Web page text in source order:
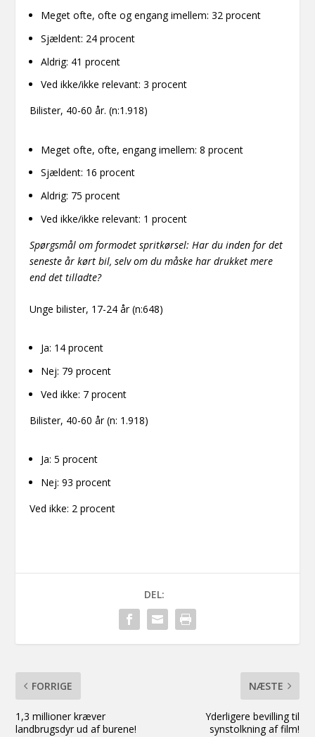
Meget ofte, ofte og engang imellem: 32 procent
Sjældent: 24 procent
Aldrig: 41 procent
Ved ikke/ikke relevant: 3 procent
Bilister, 40-60 år. (n:1.918)
Meget ofte, ofte, engang imellem: 8 procent
Sjældent: 16 procent
Aldrig: 75 procent
Ved ikke/ikke relevant: 1 procent
Spørgsmål om formodet spritkørsel: Har du inden for det
seneste år kørt bil, selv om du måske har drukket mere
end det tilladte?
Unge bilister, 17-24 år (n:648)
Ja: 14 procent
Nej: 79 procent
Ved ikke: 7 procent
Bilister, 40-60 år (n: 1.918)
Ja: 5 procent
Nej: 93 procent
Ved ikke: 2 procent
DEL:
FORRIGE
1,3 millioner kræver
landbrugsdyr ud af burene!
NÆSTE
Yderligere bevilling til
synstolkning af film!